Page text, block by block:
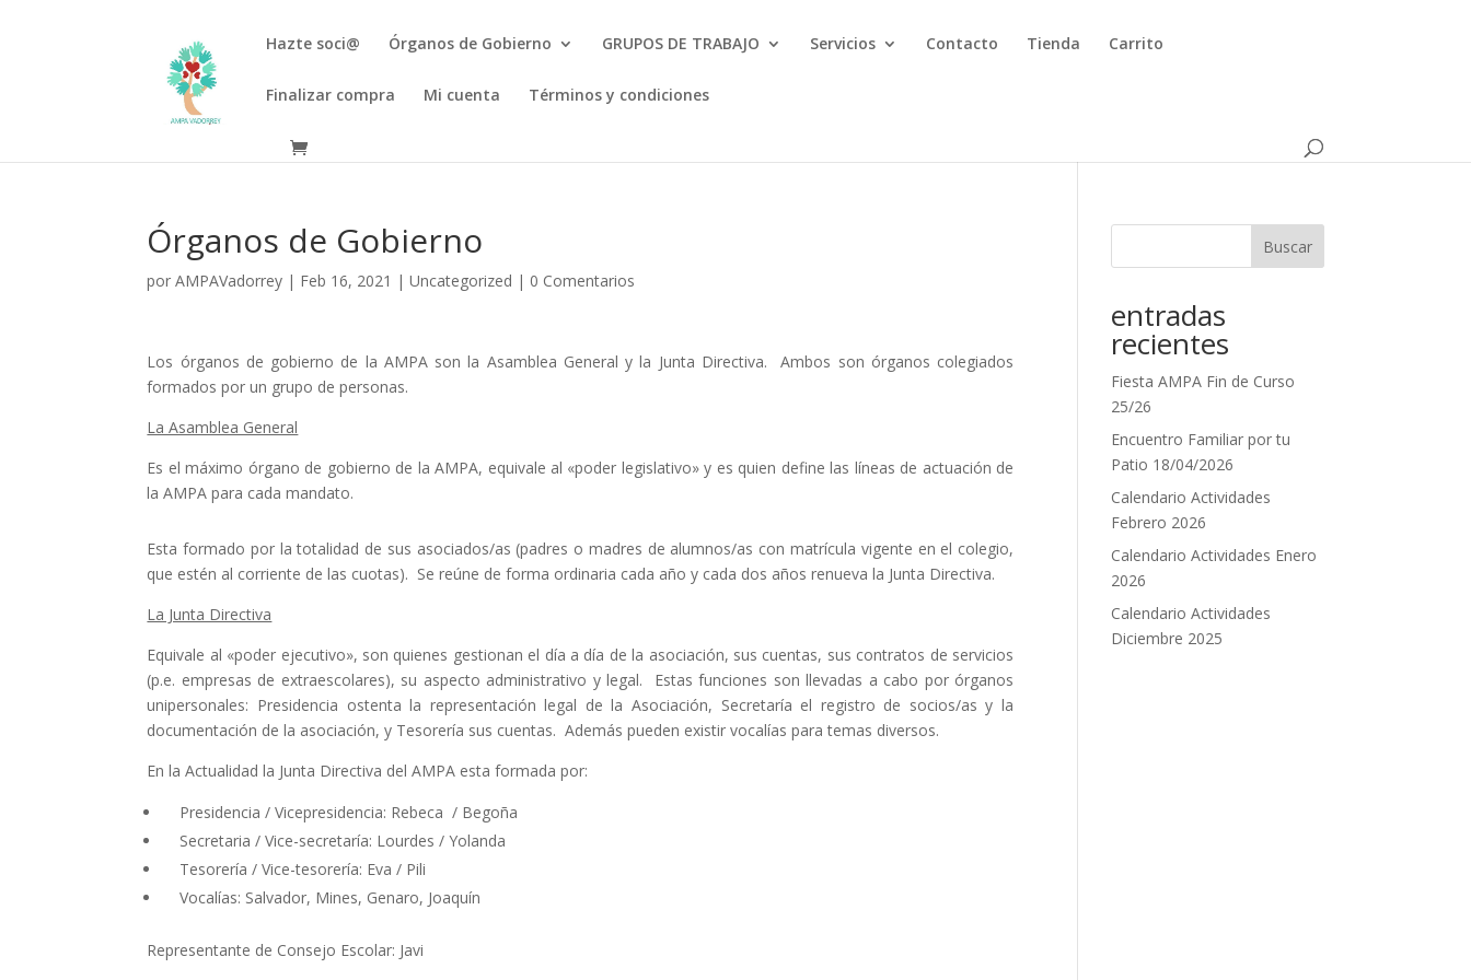
Hazte soci@ Órganos de Gobierno GRUPOS DE TRABAJO Servicios Contacto Tienda Carrito
Finalizar compra Mi cuenta Términos y condiciones
Órganos de Gobierno
porAMPAVadorrey | Feb 16, 2021 |Uncategorized | 0 Comentarios
Los órganos de gobierno de la AMPA son la Asamblea General y la Junta Directiva. Ambos son órganos colegiados
formados por un grupo de personas.
La Asamblea General
Es el máximo órgano de gobierno de la AMPA, equivale al «poder legislativo» y es quien define las líneas de actuación de
la AMPA para cada mandato.
Esta formado por la totalidad de sus asociados/as (padres o madres de alumnos/as con matrícula vigente en el colegio,
que estén al corriente de las cuotas). Se reúne de forma ordinaria cada año y cada dos años renueva la Junta Directiva.
La Junta Directiva
Equivale al «poder ejecutivo», son quienes gestionan el día a día de la asociación, sus cuentas, sus contratos de servicios
(p.e. empresas de extraescolares), su aspecto administrativo y legal. Estas funciones son llevadas a cabo por órganos
unipersonales: Presidencia ostenta la representación legal de la Asociación, Secretaría el registro de socios/as y la
documentación de la asociación, y Tesorería sus cuentas. Además pueden existir vocalías para temas diversos.
En la Actualidad la Junta Directiva del AMPA esta formada por:
Presidencia / Vicepresidencia: Rebeca / Begoña
Secretaria / Vice-secretaría: Lourdes / Yolanda
Tesorería / Vice-tesorería: Eva / Pili
Vocalías: Salvador, Mines, Genaro, Joaquín
Representante de Consejo Escolar: Javi
Buscar
entradas
recientes
Fiesta AMPA Fin de Curso
25/26
Encuentro Familiar por tu
Patio 18/04/2026
Calendario Actividades
Febrero 2026
Calendario Actividades Enero
2026
Calendario Actividades
Diciembre 2025